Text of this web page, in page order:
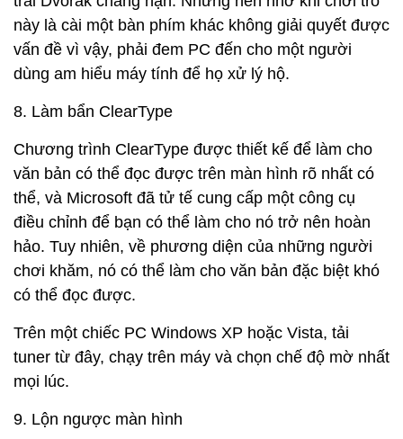
này là cài một bàn phím khác không giải quyết được
vấn đề vì vậy, phải đem PC đến cho một người
dùng am hiểu máy tính để họ xử lý hộ.
8. Làm bẩn ClearType
Chương trình ClearType được thiết kế để làm cho
văn bản có thể đọc được trên màn hình rõ nhất có
thể, và Microsoft đã tử tế cung cấp một công cụ
điều chỉnh để bạn có thể làm cho nó trở nên hoàn
hảo. Tuy nhiên, về phương diện của những người
chơi khăm, nó có thể làm cho văn bản đặc biệt khó
có thể đọc được.
Trên một chiếc PC Windows XP hoặc Vista, tải
tuner từ đây, chạy trên máy và chọn chế độ mờ nhất
mọi lúc.
9. Lộn ngược màn hình